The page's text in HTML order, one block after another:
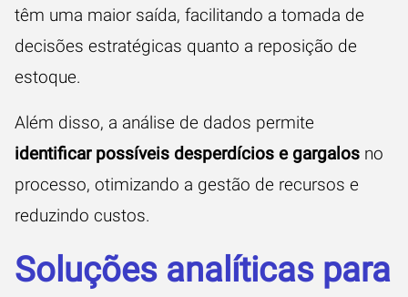
têm uma maior saída, facilitando a tomada de
decisões estratégicas quanto a reposição de
estoque.
Além disso, a análise de dados permite
identificar possíveis desperdícios e gargalos no
processo, otimizando a gestão de recursos e
reduzindo custos.
Soluções analíticas para